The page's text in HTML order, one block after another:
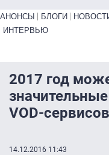
Primary links bottom
АНОНСЫ БЛОГИ
ИНТЕРВЬЮ
2017 год
VOD-сервисов
14.12.2016 11:43